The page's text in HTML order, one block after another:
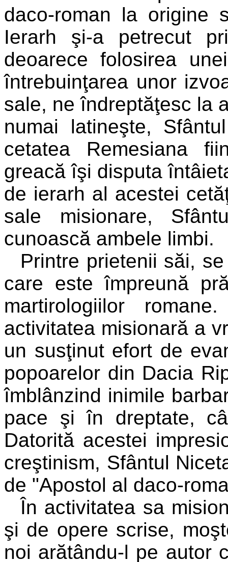
daco-roman la origine
Ierarh şi-a petrecut
deoarece folosirea
întrebuinţarea unor
sale, ne îndreptăţesc la
numai latineşte,
cetatea Remesiana
greacă îşi disputa
de ierarh al acestei
sale misionare,
cunoască ambele limbi.
Printre prietenii săi,
care este împreună
martirologiilor
activitatea misionară a
un susţinut efort de
popoarelor din Dacia
îmblânzind inimile
pace şi în dreptate,
Datorită acestei
creştinism, Sfântul
de "Apostol al daco-
În activitatea sa
şi de opere scrise,
noi arătându-l pe autor